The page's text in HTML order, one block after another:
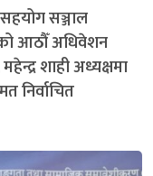
सञ्जाल
आठौँ अधिवेशन
शाही अध्यक्षमा
निर्वाचित